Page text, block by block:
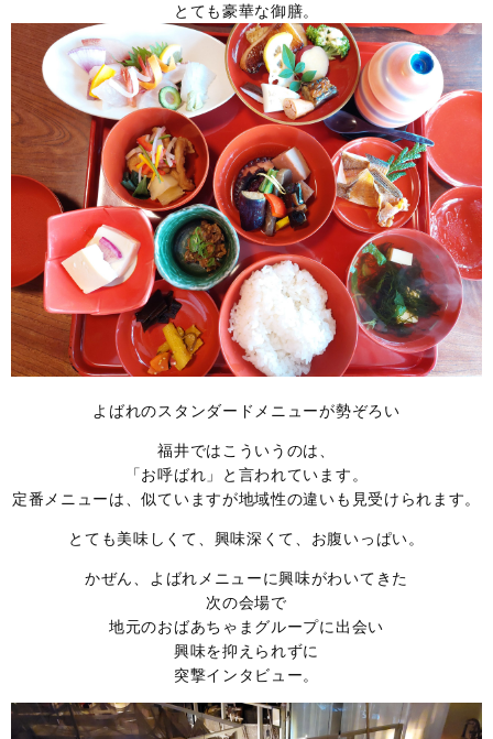
とても豪華な御膳。
よばれのスタンダードメニューが勢ぞろい
福井ではこういうのは、
「お呼ばれ」と言われています。
定番メニューは、似ていますが地域性の違いも見受けられます。
とても美味しくて、興味深くて、お腹いっぱい。
かぜん、よばれメニューに興味がわいてきた
次の会場で
地元のおばあちゃまグループに出会い
興味を抑えられずに
突撃インタビュー。